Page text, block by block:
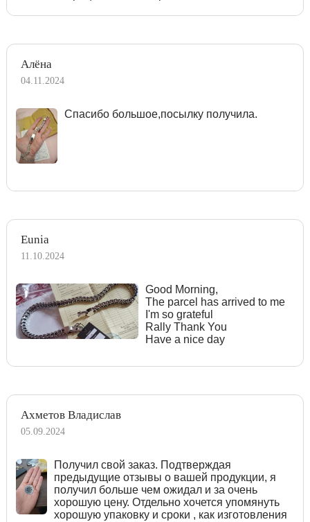
Алёна
04.11.2024
Спасибо большое,посылку получила.
Eunia
11.10.2024
Good Morning,
The parcel has arrived to me
I'm so grateful
Rally Thank You
Have a nice day
Ахметов Владислав
05.09.2024
Получил свой заказ. Подтверждая
предыдущие отзывы о вашей продукции, я
получил больше чем ожидал и за очень
хорошую цену. Отдельно хочется упомянуть
хорошую упаковку и сроки , как изготовления